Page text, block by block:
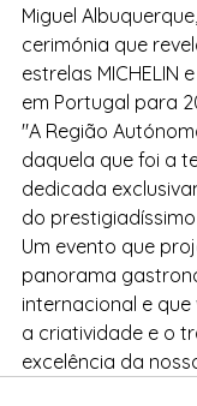
Miguel
cerimónia que
estrelas MICHELIN
em Portugal para
"A Região
daquela que foi a
dedicada
do
Um evento que
panorama
internacional e
a criatividade e o
excelência da